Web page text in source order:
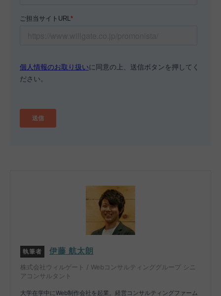
執筆者 伊藤 航太朗
株式会社ウィルゲート / Webコンサルティンググループ シニ
アコンサルタント
大学在学中にWeb制作会社を起業。経営コンサルティングファーム